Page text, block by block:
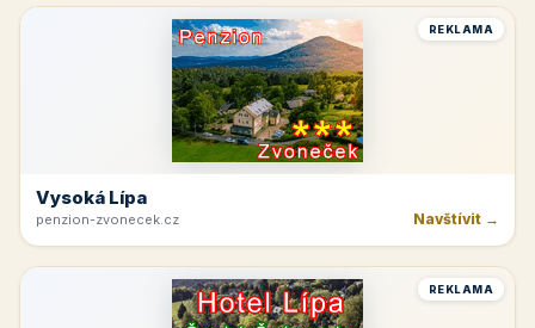
REKLAMA
Vysoká Lípa
penzion-zvonecek.cz Navštívit →
REKLAMA